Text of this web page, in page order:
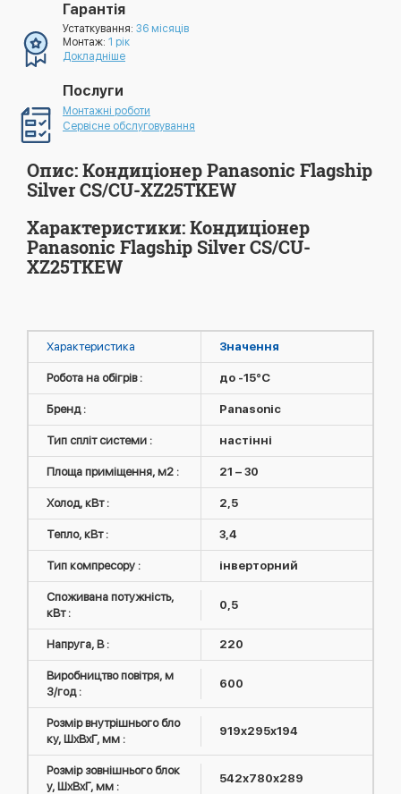
Гарантія
Устаткування: 36 місяців
Монтаж: 1 рік
Докладніше
Послуги
Монтажні роботи
Сервісне обслуговування
Опис: Кондиціонер Panasonic Flagship
Silver CS/CU-XZ25TKEW
Характеристики: Кондиціонер
Panasonic Flagship Silver CS/CU-
XZ25TKEW
Характеристика Значення
Робота на обігрів : до -15°C
Бренд : Panasonic
Тип спліт системи : настінні
Площа приміщення, м2 : 21 – 30
Холод, кВт : 2,5
Тепло, кВт : 3,4
Тип компресору : інверторний
Споживана потужність,
кВт :
0,5
Напруга, В : 220
Виробництво повітря, м
3/год :
600
Розмір внутрішнього бло
ку, ШxВxГ, мм :
919x295x194
Розмір зовнішнього блок
у, ШxВxГ, мм :
542х780х289